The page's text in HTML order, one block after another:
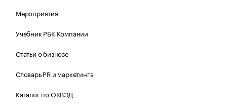
Мероприятия
Учебник РБК Компании
Статьи о бизнесе
Словарь PR и маркетинга
Каталог по ОКВЭД